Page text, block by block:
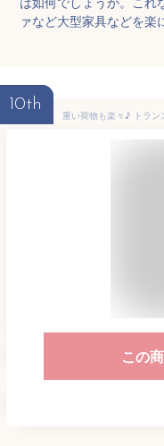
ァなど大型家具などを楽
10th
この